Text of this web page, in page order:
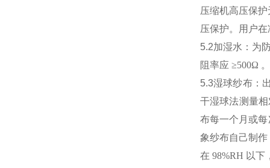
压缩机高压保
压保护。用户
5.2加湿水：为
阻率应 ≥500Ω
5.3湿球纱布：
干湿球法测量
布每一个月或
象纱布自己制
在 98%RH 以下